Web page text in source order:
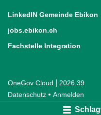
LinkedIN Gemeinde Ebikon
jobs.ebikon.ch
Fachstelle Integration
OneGov Cloud (External Link)
2026.39
Datenschutz (External Link)
Anmelden